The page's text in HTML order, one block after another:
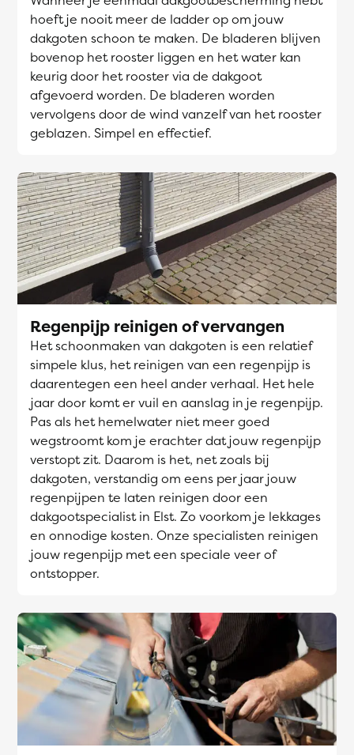
hoeft je nooit meer de ladder op om jouw
dakgoten schoon te maken. De bladeren blijven
bovenop het rooster liggen en het water kan
keurig door het rooster via de dakgoot
afgevoerd worden. De bladeren worden
vervolgens door de wind vanzelf van het rooster
geblazen. Simpel en effectief.
Regenpijp reinigen of vervangen
Het schoonmaken van dakgoten is een relatief
simpele klus, het reinigen van een regenpijp is
daarentegen een heel ander verhaal. Het hele
jaar door komt er vuil en aanslag in je regenpijp.
Pas als het hemelwater niet meer goed
wegstroomt kom je erachter dat jouw regenpijp
verstopt zit. Daarom is het, net zoals bij
dakgoten, verstandig om eens per jaar jouw
regenpijpen te laten reinigen door een
dakgootspecialist in Elst. Zo voorkom je lekkages
en onnodige kosten. Onze specialisten reinigen
jouw regenpijp met een speciale veer of
ontstopper.